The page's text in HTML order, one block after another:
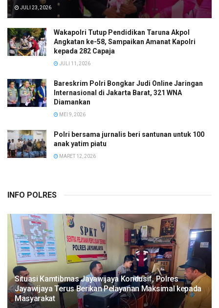
JULI 23, 2026
Wakapolri Tutup Pendidikan Taruna Akpol
Angkatan ke-58, Sampaikan Amanat Kapolri
kepada 282 Capaja
JULI 11, 2026
Bareskrim Polri Bongkar Judi Online Jaringan
Internasional di Jakarta Barat, 321 WNA
Diamankan
MEI 9, 2026
Polri bersama jurnalis beri santunan untuk 100
anak yatim piatu
MARET 12, 2026
INFO POLRES
Situasi Kamtibmas Jayawijaya Kondusif, Polres
Jayawijaya Terus Berikan Pelayanan Maksimal kepada
Masyarakat